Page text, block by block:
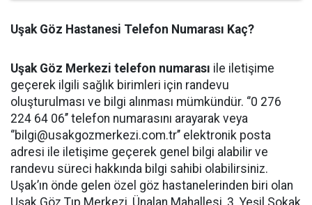
Uşak Göz Hastanesi Telefon Numarası Kaç?
Uşak Göz Merkezi telefon numarası ile iletişime
geçerek ilgili sağlık birimleri için randevu
oluşturulması ve bilgi alınması mümkündür. ‘’0 276
224 64 06’’ telefon numarasını arayarak veya
‘’bilgi@usakgozmerkezi.com.tr’’ elektronik posta
adresi ile iletişime geçerek genel bilgi alabilir ve
randevu süreci hakkında bilgi sahibi olabilirsiniz.
Uşak’ın önde gelen özel göz hastanelerinden biri olan
Uşak Göz Tıp Merkezi, Ünalan Mahallesi, 3. Yeşil Sokak